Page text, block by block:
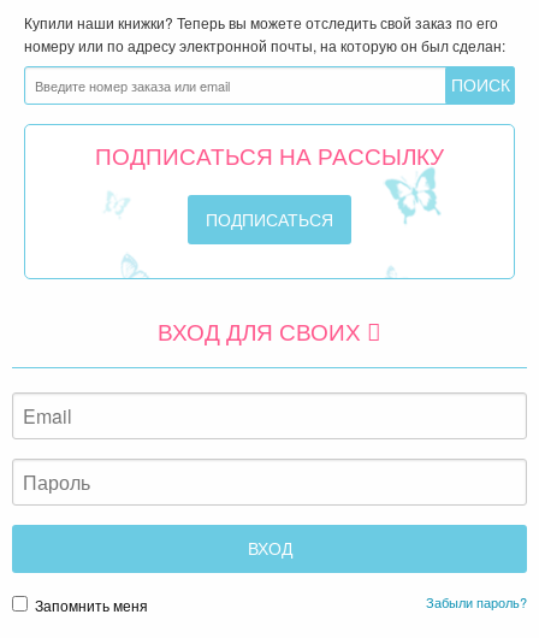
Купили наши книжки? Теперь вы можете отследить свой заказ по его
номеру или по адресу электронной почты, на которую он был сделан:
ПОДПИСАТЬСЯ НА РАССЫЛКУ
ВХОД ДЛЯ СВОИХ
Запомнить меня Забыли пароль?